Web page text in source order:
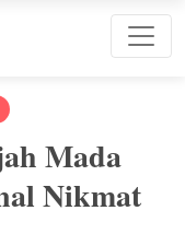
Mada
Nikmat